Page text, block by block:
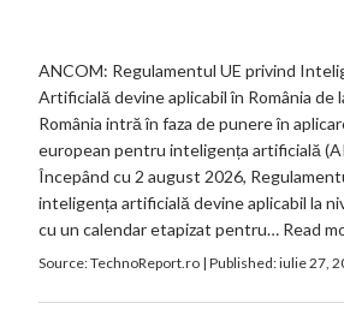
ANCOM: Regulamentul UE privind
Artificială devine aplicabil în România de
România intră în faza de punere în
european pentru inteligența artificială
Începând cu 2 august 2026,
inteligența artificială devine aplicabil la
cu un calendar etapizat pentru… Read
Source:TechnoReport.ro| Published:iulie 27,